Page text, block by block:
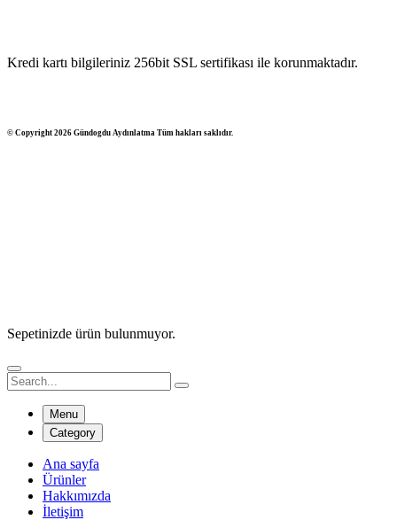
Kredi kartı bilgileriniz 256bit SSL sertifikası ile korunmaktadır.
© Copyright 2026 Gündogdu Aydınlatma Tüm hakları saklıdır.
Sepetinizde ürün bulunmuyor.
Menu
Category
Ana sayfa
Ürünler
Hakkımızda
İletişim